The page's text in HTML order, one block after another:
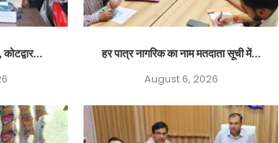
हर पात्र नागरिक का नाम मतदाता सूची में...
August 6, 2026